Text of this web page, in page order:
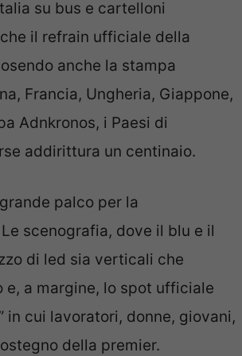
su bus e cartelloni
il refrain ufficiale della
anche la stampa
Francia, Ungheria, Giappone,
Adnkronos, i Paesi di
addirittura un centinaio.
palco per la
scenografia, dove il blu e il
di led sia verticali che
a margine, lo spot ufficiale
in cui lavoratori, donne, giovani,
della premier.